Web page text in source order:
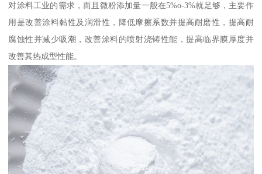
对涂料工业的需求，而且微粉添加量一般在5%o-3%就足够，主要作
用是改善涂料黏性及润滑性，降低摩擦系数并提高耐磨性，提高耐
腐蚀性并减少吸潮，改善涂料的喷射浇铸性能，提高临界膜厚度并
改善其热成型性能。